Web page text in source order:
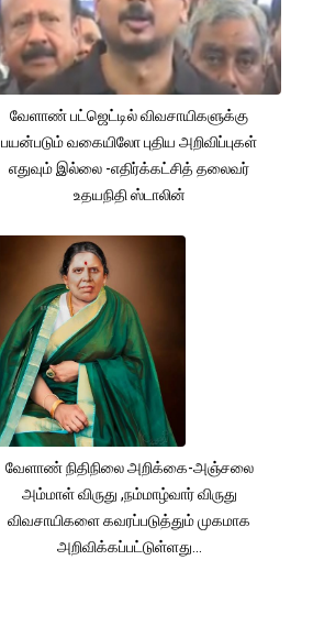
வேளாண் பட்ஜெட்டில் விவசாயிகளுக்கு
பயன்படும் வகையிலோ புதிய அறிவிப்புகள்
எதுவும் இல்லை -எதிர்க்கட்சித் தலைவர்
உதயநிதி ஸ்டாலின்
வேளாண் நிதிநிலை அறிக்கை-அஞ்சலை
அம்மாள் விருது ,நம்மாழ்வார் விருது
விவசாயிகளை கவரப்படுத்தும் முகமாக
அறிவிக்கப்பட்டுள்ளது...